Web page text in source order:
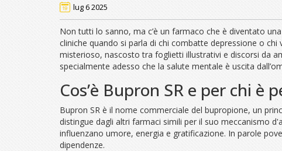
lug 6 2025
Non tutti lo sanno, ma c’è un farmaco che è diventato
cliniche quando si parla di chi combatte depressione o
misterioso, nascosto tra foglietti illustrativi e discorsi da
specialmente adesso che la salute mentale è uscita
Cos’è Bupron SR e per chi è
Bupron SR è il nome commerciale del bupropione, un
distingue dagli altri farmaci simili per il suo meccanismo
influenzano umore, energia e gratificazione. In parole
dipendenze.